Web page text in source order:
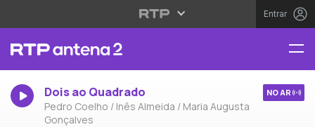
Entrar
Dois ao Quadrado
Pedro Coelho / Inês Almeida / Maria Augusta
Gonçalves
NO AR